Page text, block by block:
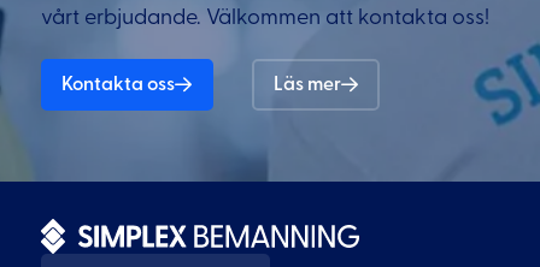
vårt erbjudande. Välkommen att kontakta oss!
Kontakta oss Läs mer